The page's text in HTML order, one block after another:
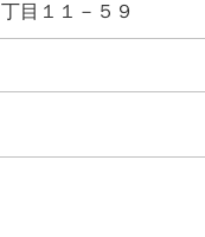
目１１－５９